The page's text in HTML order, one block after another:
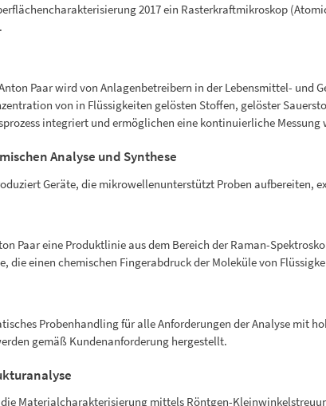
2017 ein Rasterkraftmikroskop
Paar wird von Anlagenbetreibern in der Lebensmittel-
von in Flüssigkeiten gelösten Stoffen, gelöster
integriert und ermöglichen eine kontinuierliche
Analyse und Synthese
Geräte, die mikrowellenunterstützt Proben aufbereiten,
Paar eine Produktlinie aus dem Bereich der Raman-
die einen chemischen Fingerabdruck der Moleküle von
Probenhandling für alle Anforderungen der Analyse mit
gemäß Kundenanforderung hergestellt.
Materialcharakterisierung mittels Röntgen-